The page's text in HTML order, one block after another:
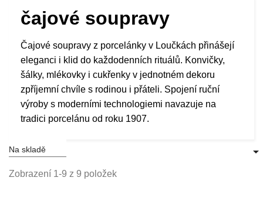
čajové soupravy
Čajové soupravy z porcelánky v Loučkách přinášejí
eleganci i klid do každodenních rituálů. Konvičky,
šálky, mlékovky i cukřenky v jednotném dekoru
zpříjemní chvíle s rodinou i přáteli. Spojení ruční
výroby s moderními technologiemi navazuje na
tradici porcelánu od roku 1907.
Na skladě 
Zobrazení 1-9 z 9 položek